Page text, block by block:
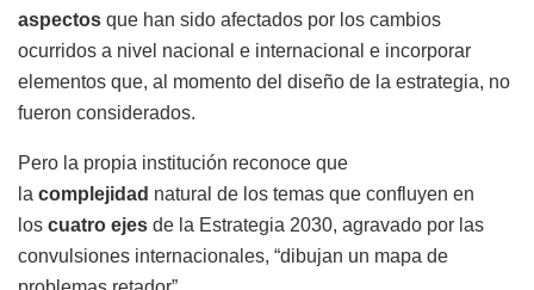
aspectos que han sido afectados por los cambios
ocurridos a nivel nacional e internacional e incorporar
elementos que, al momento del diseño de la estrategia, no
fueron considerados.
Pero la propia institución reconoce que
la complejidad natural de los temas que confluyen en
los cuatro ejes de la Estrategia 2030, agravado por las
convulsiones internacionales, “dibujan un mapa de